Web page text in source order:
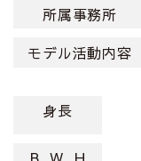
所属事務所
モデル活動内容
身長